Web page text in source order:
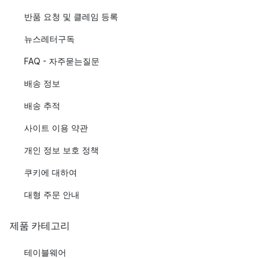
반품 요청 및 클레임 등록
뉴스레터구독
FAQ - 자주묻는질문
배송 정보
배송 추적
사이트 이용 약관
개인 정보 보호 정책
쿠키에 대하여
대형 주문 안내
제품 카테고리
테이블웨어